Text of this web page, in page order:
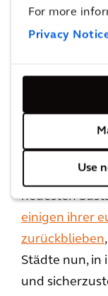
For more
Privacy
Use
in Städten
repliziert
Schauen wir
Australien
neuesten
einigen ihrer
zurückblieben,
Städte nun, in
und